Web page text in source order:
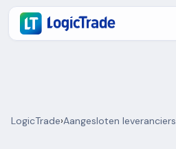
LogicTrade›Aangesloten leveranciers